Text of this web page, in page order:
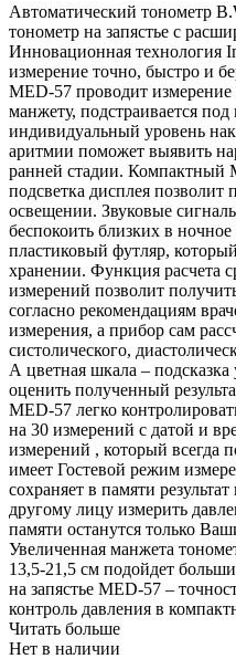
Автоматический тонометр
тонометр на запястье с
Инновационная технология
измерение точно, быстро и
MED-57 проводит измерение
манжету, подстраивается под
индивидуальный уровень
аритмии поможет выявить
ранней стадии. Компактный
подсветка дисплея
освещении. Звуковые
беспокоить близких в
пластиковый футляр,
хранении. Функция расчета
измерений позволит
согласно рекомендациям
измерения, а прибор сам
систолического,
А цветная шкала – подсказка
оценить полученный
MED-57 легко
на 30 измерений с датой и
измерений , который всегда
имеет Гостевой режим
сохраняет в памяти
другому лицу измерить
памяти останутся только
Увеличенная манжета
13,5-21,5 см подойдет
на запястье MED-57 –
контроль давления в
Читать больше
Нет в наличии